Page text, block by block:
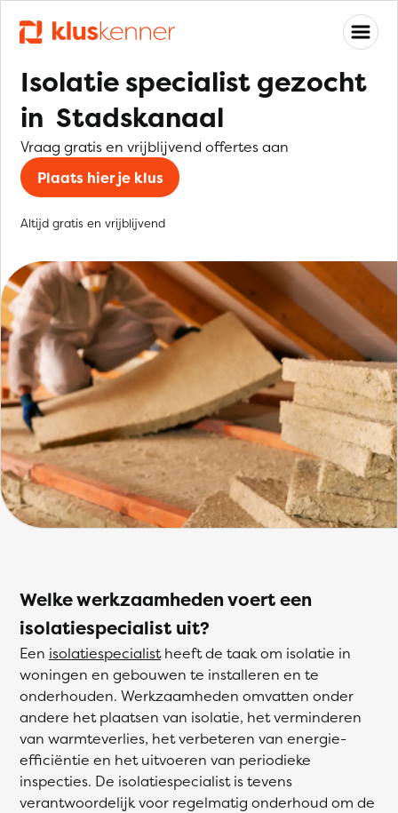
Isolatie specialist gezocht
in Stadskanaal
Vraag gratis en vrijblijvend offertes aan
Plaats hier je klus
Altijd gratis en vrijblijvend
Welke werkzaamheden voert een
isolatiespecialist uit?
Een isolatiespecialistheeft de taak om isolatie in
woningen en gebouwen te installeren en te
onderhouden. Werkzaamheden omvatten onder
andere het plaatsen van isolatie, het verminderen
van warmteverlies, het verbeteren van energie-
efficiëntie en het uitvoeren van periodieke
inspecties. De isolatiespecialist is tevens
verantwoordelijk voor regelmatig onderhoud om de